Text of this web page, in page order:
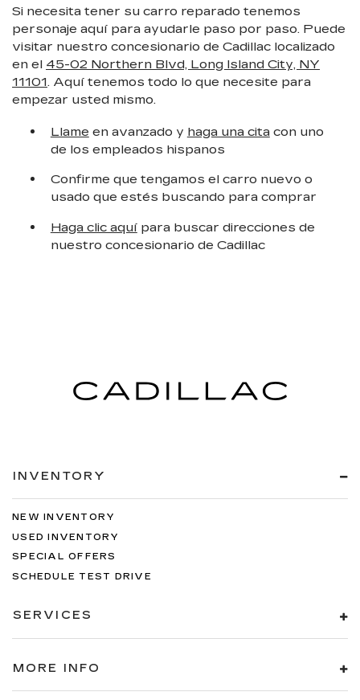
Si necesita tener su carro reparado tenemos
personaje aquí para ayudarle paso por paso. Puede
visitar nuestro concesionario de Cadillac localizado
en el 45-02 Northern Blvd, Long Island City, NY
11101. Aquí tenemos todo lo que necesite para
empezar usted mismo.
Llame en avanzado y haga una citacon uno
de los empleados hispanos
Confirme que tengamos el carro nuevo o
usado que estés buscando para comprar
Haga clic aquípara buscar direcciones de
nuestro concesionario de Cadillac
INVENTORY
NEW INVENTORY
USED INVENTORY
SPECIAL OFFERS
SCHEDULE TEST DRIVE
SERVICES
MORE INFO